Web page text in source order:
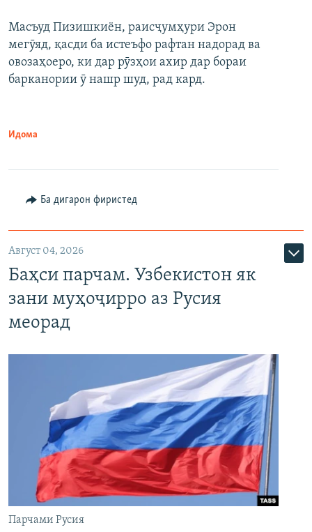
Масъуд Пизишкиён, раисҷумҳури Эрон
мегӯяд, қасди ба истеъфо рафтан надорад ва
овозаҳоеро, ки дар рӯзҳои ахир дар бораи
барканории ӯ нашр шуд, рад кард.
Идома
Ба дигарон фиристед
Август 04, 2026
Баҳси парчам. Узбекистон як
зани муҳоҷирро аз Русия
меорад
Парчами Русия